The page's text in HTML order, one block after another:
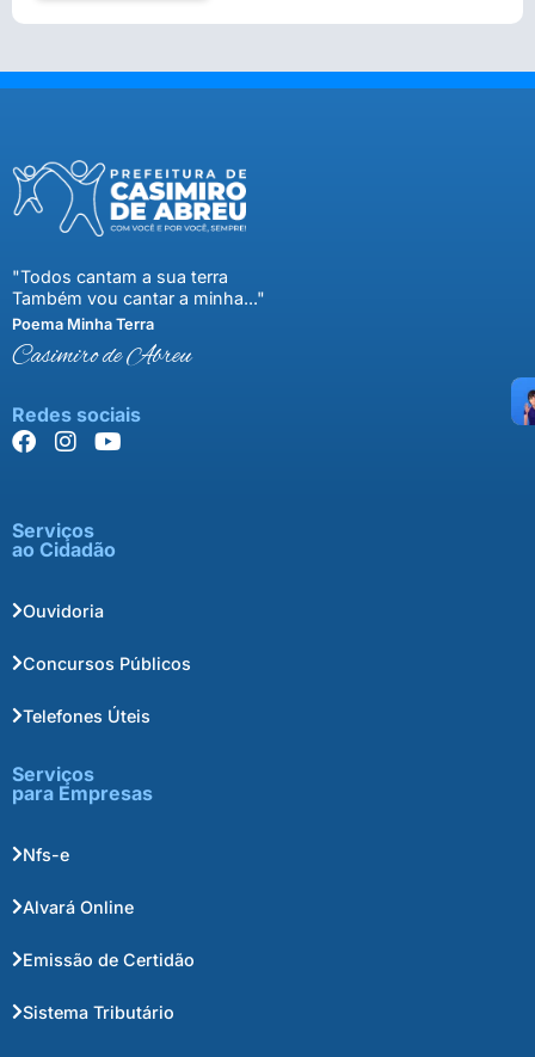
"Todos cantam a sua terra
Também vou cantar a minha..."
Poema Minha Terra
Casimiro de Abreu
Redes sociais
Serviços
ao Cidadão
Ouvidoria
Concursos Públicos
Telefones Úteis
Serviços
para Empresas
Nfs-e
Alvará Online
Emissão de Certidão
Sistema Tributário